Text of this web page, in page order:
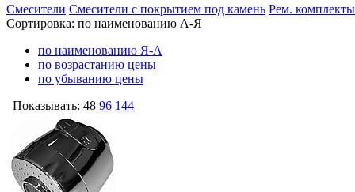
Смесители Смесители с покрытием под камень Рем.
Сортировка: по наименованию А-Я
по наименованию Я-А
по возрастанию цены
по убыванию цены
Показывать: 48 96 144